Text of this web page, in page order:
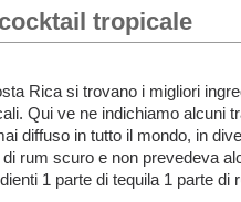
tropicale
Rica si trovano i migliori
Qui ve ne indichiamo alcuni
diffuso in tutto il mondo, in
di rum scuro e non prevedeva
1 parte di tequila 1 parte